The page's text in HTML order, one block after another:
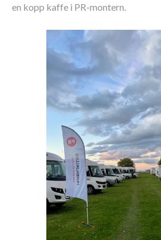
en kopp kaffe i PR-montern.